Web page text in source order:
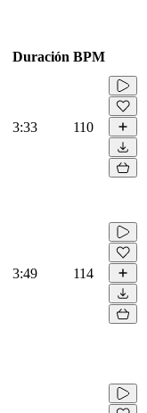
Duración BPM
3:33 110
3:49 114